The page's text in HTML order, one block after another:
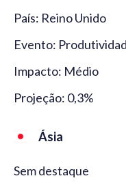
País: Reino Unido
Evento:
Impacto: Médio
Projeção: 0,3%
Ásia
Sem destaque